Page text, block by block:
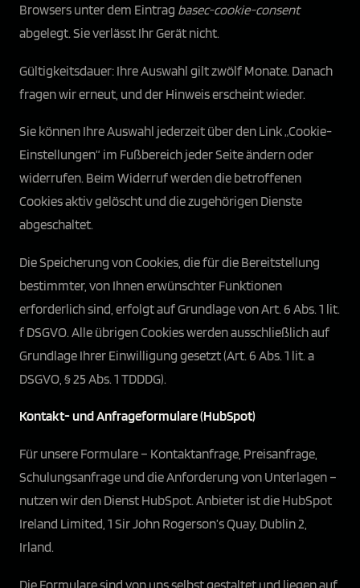
Browsers unter dem Eintrag basec-cookie-consent
abgelegt. Sie verlässt Ihr Gerät nicht.
Gültigkeitsdauer: Ihre Auswahl gilt zwölf Monate. Danach
fragen wir erneut, und der Hinweis erscheint wieder.
Sie können Ihre Auswahl jederzeit über den Link „Cookie-
Einstellungen“ im Fußbereich jeder Seite ändern oder
widerrufen. Beim Widerruf werden die betroffenen
Cookies aktiv gelöscht und die zugehörigen Dienste
abgeschaltet.
Die Speicherung von Cookies, die für die Bereitstellung
bestimmter, von Ihnen erwünschter Funktionen
erforderlich sind, erfolgt auf Grundlage von Art. 6 Abs. 1 lit.
f DSGVO. Alle übrigen Cookies werden ausschließlich auf
Grundlage Ihrer Einwilligung gesetzt (Art. 6 Abs. 1 lit. a
DSGVO, § 25 Abs. 1 TDDDG).
Kontakt- und Anfrageformulare (HubSpot)
Für unsere Formulare – Kontaktanfrage, Preisanfrage,
Schulungsanfrage und die Anforderung von Unterlagen –
nutzen wir den Dienst HubSpot. Anbieter ist die HubSpot
Ireland Limited, 1 Sir John Rogerson’s Quay, Dublin 2,
Irland.
Die Formulare sind von uns selbst gestaltet und liegen auf